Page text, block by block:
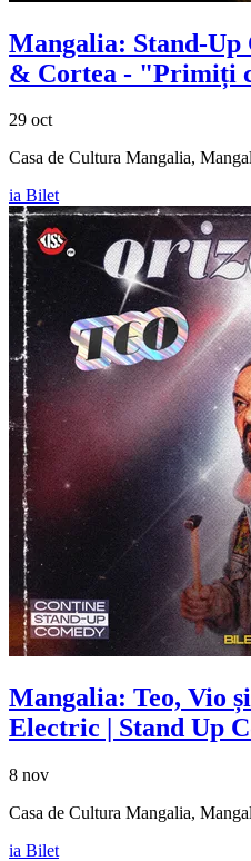
Mangalia: Stand-Up
& Cortea - "Primiți
29 oct
Casa de Cultura Mangalia,
ia Bilet
Mangalia: Teo, Vio
Electric | Stand Up
8 nov
Casa de Cultura Mangalia,
ia Bilet